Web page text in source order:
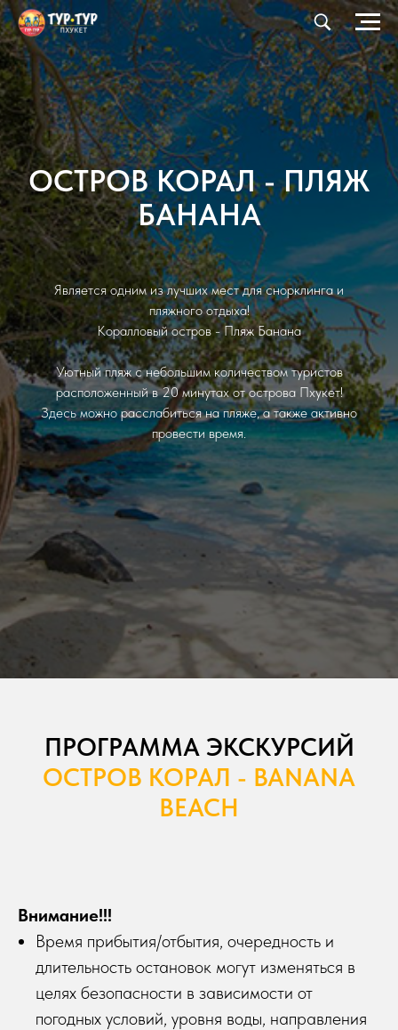
ОСТРОВ КОРАЛ - ПЛЯЖ
БАНАНА
Является одним из лучших мест для снорклинга и
пляжного отдыха!
Коралловый остров - Пляж Банана
Уютный пляж с небольшим количеством туристов
расположенный в 20 минутах от острова Пхукет!
Здесь можно расслабиться на пляже, а также активно
провести время.
ПРОГРАММА ЭКСКУРСИЙ
ОСТРОВ КОРАЛ - BANANA
BEACH
Внимание!!!
Время прибытия/отбытия, очередность и
длительность остановок могут изменяться в
целях безопасности в зависимости от
погодных условий, уровня воды, направления